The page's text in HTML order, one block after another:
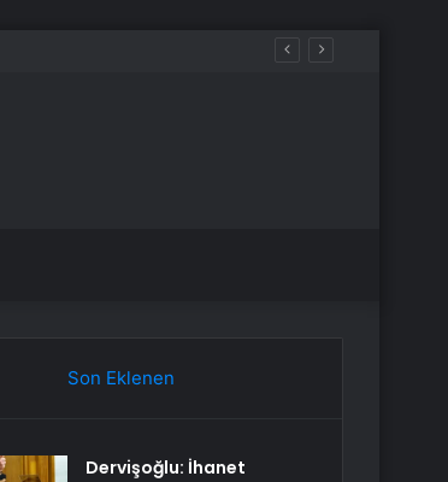
Son Eklenen
Dervişoğlu: İhanet